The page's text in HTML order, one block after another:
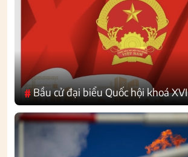
#Bầu cử đại biểu Quốc hội khoá XVI